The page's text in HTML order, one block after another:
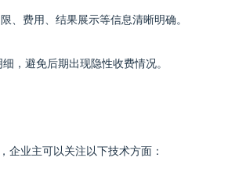
、费用、结果展示等信息清晰明确。
，避免后期出现隐性收费情况。
企业主可以关注以下技术方面：